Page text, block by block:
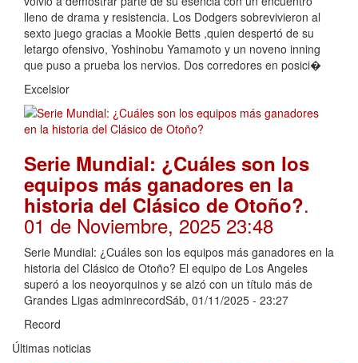
lleno de drama y resistencia. Los Dodgers sobrevivieron al
sexto juego gracias a Mookie Betts ,quien despertó de su
letargo ofensivo, Yoshinobu Yamamoto y un noveno inning
que puso a prueba los nervios. Dos corredores en posici�
Excelsior
Serie Mundial: ¿Cuáles son los
equipos más ganadores en la
historia del Clásico de Otoño?.
01 de Noviembre, 2025 23:48
Serie Mundial: ¿Cuáles son los equipos más ganadores en la
historia del Clásico de Otoño? El equipo de Los Angeles
superó a los neoyorquinos y se alzó con un título más de
Grandes Ligas adminrecordSáb, 01/11/2025 - 23:27
Record
Últimas noticias